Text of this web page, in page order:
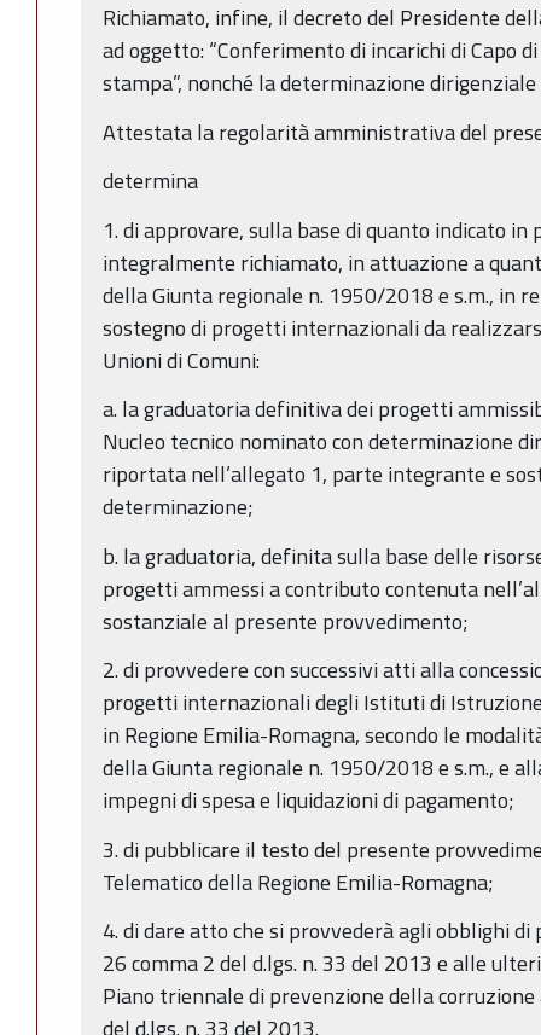
Richiamato, infine, il decreto del Presidente
ad oggetto: “Conferimento di incarichi di Capo
stampa”, nonché la determinazione
Attestata la regolarità amministrativa del
determina
1. di approvare, sulla base di quanto indicato in
integralmente richiamato, in attuazione a
della Giunta regionale n. 1950/2018 e s.m., in
sostegno di progetti internazionali da
Unioni di Comuni:
a. la graduatoria definitiva dei progetti
Nucleo tecnico nominato con determinazione
riportata nell’allegato 1, parte integrante e
determinazione;
b. la graduatoria, definita sulla base delle
progetti ammessi a contributo contenuta
sostanziale al presente provvedimento;
2. di provvedere con successivi atti alla
progetti internazionali degli Istituti di
in Regione Emilia-Romagna, secondo le
della Giunta regionale n. 1950/2018 e s.m., e
impegni di spesa e liquidazioni di pagamento;
3. di pubblicare il testo del presente
Telematico della Regione Emilia-Romagna;
4. di dare atto che si provvederà agli obblighi
26 comma 2 del d.lgs. n. 33 del 2013 e alle
Piano triennale di prevenzione della corruzione